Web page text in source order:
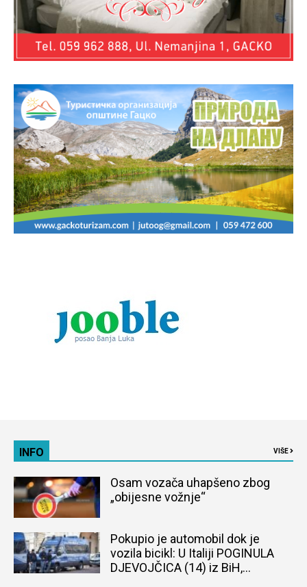
INFO VIŠE
Osam vozača uhapšeno zbog
„obijesne vožnje“
Pokupio je automobil dok je
vozila bicikl: U Italiji POGINULA
DJEVOJČICA (14) iz BiH,